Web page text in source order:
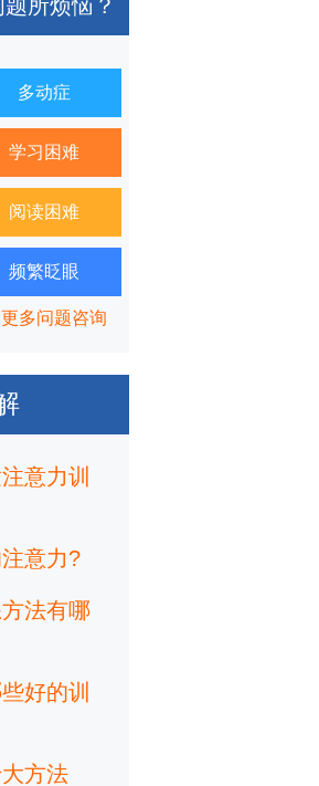
所烦恼？
多动症
学习困难
阅读困难
频繁眨眼
更多问题咨询
意力训
意力?
法有哪
好的训
方法